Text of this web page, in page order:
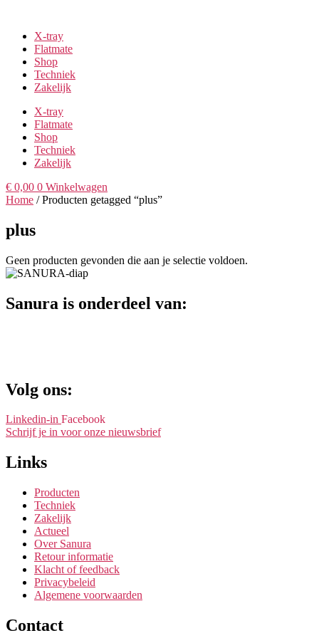
inhoud
X-tray
Flatmate
Shop
Techniek
Zakelijk
X-tray
Flatmate
Shop
Techniek
Zakelijk
€ 0,00 0 Winkelwagen
Home / Producten getagged “plus”
plus
Geen producten gevonden die aan je selectie voldoen.
Sanura is onderdeel van:
Volg ons:
Linkedin-in Facebook
Schrijf je in voor onze nieuwsbrief
Links
Producten
Techniek
Zakelijk
Actueel
Over Sanura
Retour informatie
Klacht of feedback
Privacybeleid
Algemene voorwaarden
Contact